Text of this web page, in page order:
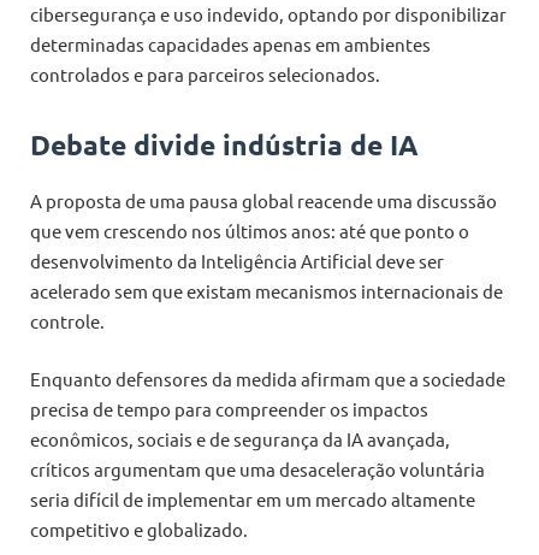
cibersegurança e uso indevido, optando por disponibilizar
determinadas capacidades apenas em ambientes
controlados e para parceiros selecionados.
Debate divide indústria de IA
A proposta de uma pausa global reacende uma discussão
que vem crescendo nos últimos anos: até que ponto o
desenvolvimento da Inteligência Artificial deve ser
acelerado sem que existam mecanismos internacionais de
controle.
Enquanto defensores da medida afirmam que a sociedade
precisa de tempo para compreender os impactos
econômicos, sociais e de segurança da IA avançada,
críticos argumentam que uma desaceleração voluntária
seria difícil de implementar em um mercado altamente
competitivo e globalizado.